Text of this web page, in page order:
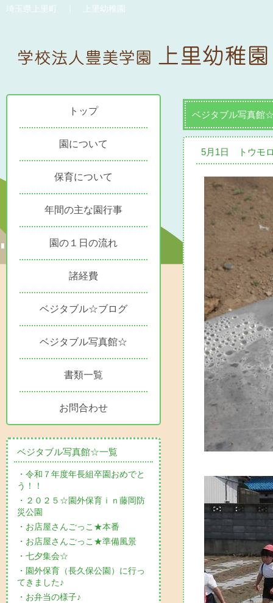
埼玉県上里町 ｜ 上里幼稚園
トップ
園について
保育について
年間の主な園行事
園の１日の流れ
諸経費
ベジタブル☆ブログ
ベジタブル写真館☆
書類一覧
お問合わせ
ベジタブル写真館☆一覧
・令和７年度年長組卒園おめでと
う！！
・２０２５☆園外保育ｉｎ藤岡防
災公園
・お店屋さんごっこ★本番
・お店屋さんごっこ★準備風景
・七夕集会☆
・園外保育（長久保公園）に行っ
てきました♪
・お弁当の様子♪
ベジタブル写真館
5月1日 トウモ